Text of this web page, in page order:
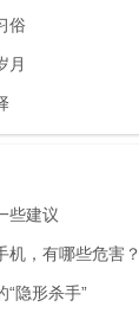
俗
月
些建议
机，有哪些危害？
“隐形杀手”